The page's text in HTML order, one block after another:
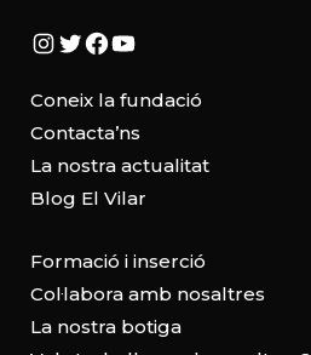
Instagram
Twitter
Facebook
YouTube
Coneix la fundació
Contacta’ns
La nostra actualitat
Blog El Vilar
Formació i inserció
Col·labora amb nosaltres
La nostra botiga